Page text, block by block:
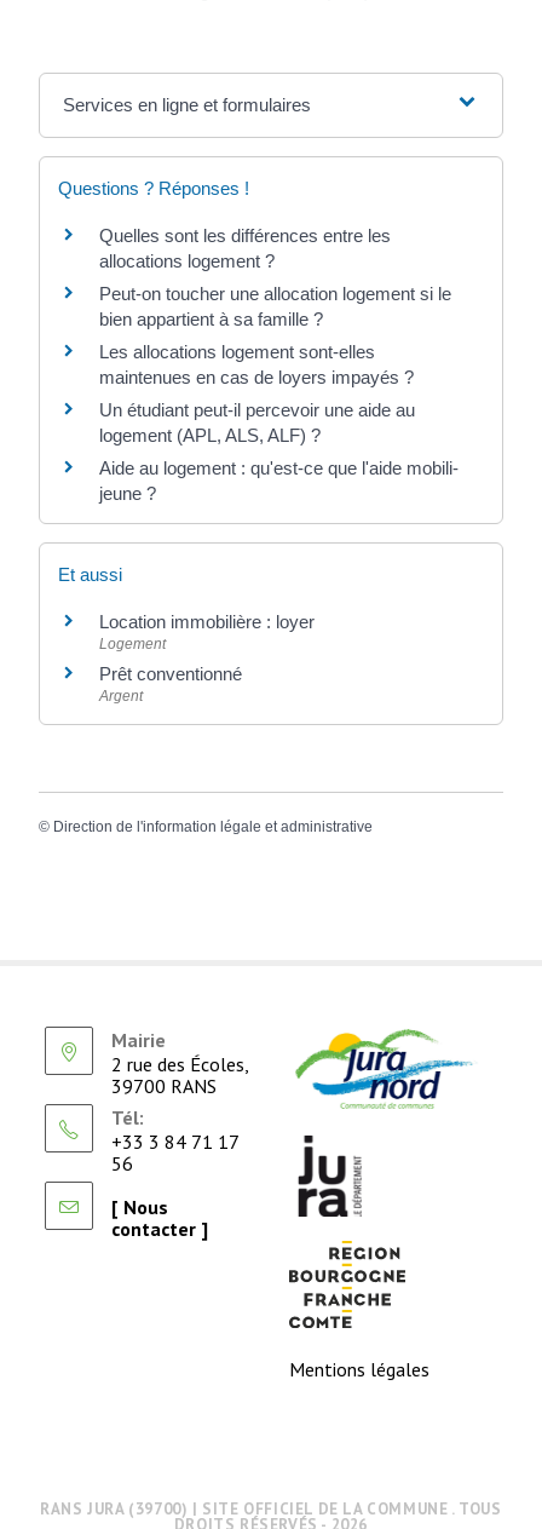
Services en ligne et formulaires
Questions ? Réponses !
Quelles sont les différences entre les
allocations logement ?
Peut-on toucher une allocation logement si le
bien appartient à sa famille ?
Les allocations logement sont-elles
maintenues en cas de loyers impayés ?
Un étudiant peut-il percevoir une aide au
logement (APL, ALS, ALF) ?
Aide au logement : qu'est-ce que l'aide mobili-
jeune ?
Et aussi
Location immobilière : loyer
Logement
Prêt conventionné
Argent
© Direction de l'information légale et administrative
Mairie
2 rue des Écoles,
39700 RANS
Tél:
+33 3 84 71 17
56
[ Nous
contacter ]
Mentions légales
RANS JURA (39700) | SITE OFFICIEL DE LA COMMUNE . TOUS